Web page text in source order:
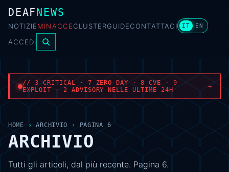
DEAFNEWS
NOTIZIEMINACCECLUSTERGUIDECONTATTACI IT EN
ACCEDI
// 3 CRITICAL · 7 ZERO-DAY · 8 CVE · 9
EXPLOIT · 2 ADVISORY NELLE ULTIME 24H
→
HOME › ARCHIVIO › PAGINA 6
ARCHIVIO
Tutti gli articoli, dal più recente. Pagina 6.